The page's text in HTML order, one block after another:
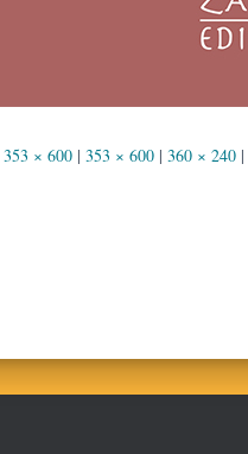
353 × 600 | 353 × 600 | 360 × 240 |